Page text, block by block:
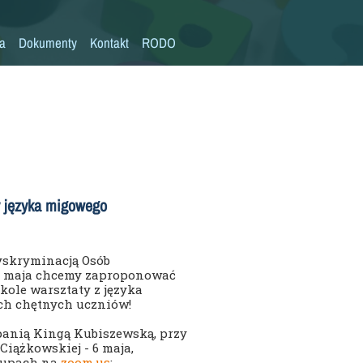
migowego
Osób
chcemy zaproponować
warsztaty z języka
chętnych uczniów!
Kingą Kubiszewską, przy
- 6 maja,
Dokumenty
Statut szkoły
Deklaracja dostępności
Standardy Ochrony Małoletnich
Kontakt RODO